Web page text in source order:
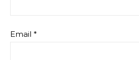
Email *